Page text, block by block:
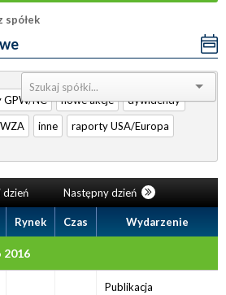
spółek
Sortuj:
NC nowe akcje
dywidendy
WZA inne raporty USA/Europa
dzień Następny dzień
Rynek Czas Wydarzenie
2016
Publikacja